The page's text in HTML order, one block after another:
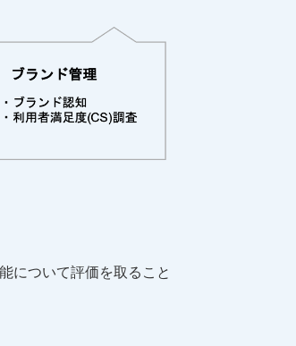
について評価を取ること